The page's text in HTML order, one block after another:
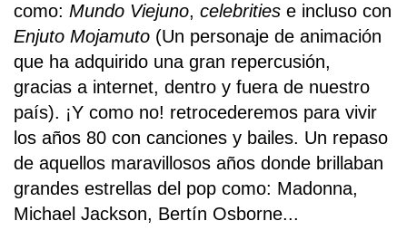
como: Mundo Viejuno, celebrities e incluso con
Enjuto Mojamuto (Un personaje de animación
que ha adquirido una gran repercusión,
gracias a internet, dentro y fuera de nuestro
país). ¡Y como no! retrocederemos para vivir
los años 80 con canciones y bailes. Un repaso
de aquellos maravillosos años donde brillaban
grandes estrellas del pop como: Madonna,
Michael Jackson, Bertín Osborne...